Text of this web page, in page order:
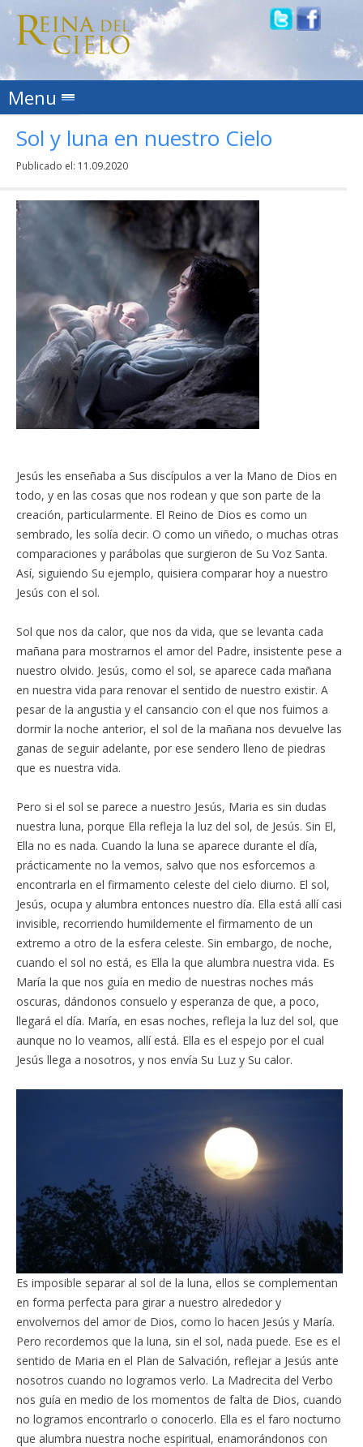
Menu Skip to content
Sol y luna en nuestro Cielo
Publicado el: 11.09.2020
Jesús les enseñaba a Sus discípulos a ver la Mano de Dios en
todo, y en las cosas que nos rodean y que son parte de la
creación, particularmente. El Reino de Dios es como un
sembrado, les solía decir. O como un viñedo, o muchas otras
comparaciones y parábolas que surgieron de Su Voz Santa.
Así, siguiendo Su ejemplo, quisiera comparar hoy a nuestro
Jesús con el sol.
Sol que nos da calor, que nos da vida, que se levanta cada
mañana para mostrarnos el amor del Padre, insistente pese a
nuestro olvido. Jesús, como el sol, se aparece cada mañana
en nuestra vida para renovar el sentido de nuestro existir. A
pesar de la angustia y el cansancio con el que nos fuimos a
dormir la noche anterior, el sol de la mañana nos devuelve las
ganas de seguir adelante, por ese sendero lleno de piedras
que es nuestra vida.
Pero si el sol se parece a nuestro Jesús, Maria es sin dudas
nuestra luna, porque Ella refleja la luz del sol, de Jesús. Sin El,
Ella no es nada. Cuando la luna se aparece durante el día,
prácticamente no la vemos, salvo que nos esforcemos a
encontrarla en el firmamento celeste del cielo diurno. El sol,
Jesús, ocupa y alumbra entonces nuestro día. Ella está allí casi
invisible, recorriendo humildemente el firmamento de un
extremo a otro de la esfera celeste. Sin embargo, de noche,
cuando el sol no está, es Ella la que alumbra nuestra vida. Es
María la que nos guía en medio de nuestras noches más
oscuras, dándonos consuelo y esperanza de que, a poco,
llegará el día. María, en esas noches, refleja la luz del sol, que
aunque no lo veamos, allí está. Ella es el espejo por el cual
Jesús llega a nosotros, y nos envía Su Luz y Su calor.
Es imposible separar al sol de la luna, ellos se complementan
en forma perfecta para girar a nuestro alrededor y
envolvernos del amor de Dios, como lo hacen Jesús y María.
Pero recordemos que la luna, sin el sol, nada puede. Ese es el
sentido de Maria en el Plan de Salvación, reflejar a Jesús ante
nosotros cuando no logramos verlo. La Madrecita del Verbo
nos guía en medio de los momentos de falta de Dios, cuando
no logramos encontrarlo o conocerlo. Ella es el faro nocturno
que alumbra nuestra noche espiritual, enamorándonos con